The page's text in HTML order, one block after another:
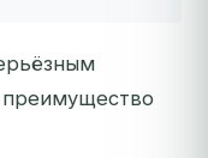
преимущество